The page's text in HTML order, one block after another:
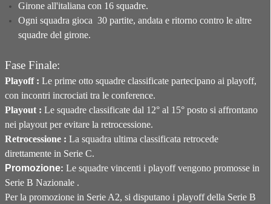
Girone all'italiana con 16 squadre.
Ogni squadra gioca 30 partite, andata e ritorno contro le altre
squadre del girone.
Fase Finale:
Playoff : Le prime otto squadre classificate partecipano ai playoff,
con incontri incrociati tra le conference.
Playout : Le squadre classificate dal 12° al 15° posto si affrontano
nei playout per evitare la retrocessione.
Retrocessione : La squadra ultima classificata retrocede
direttamente in Serie C.
Promozione: Le squadre vincenti i playoff vengono promosse in
Serie B Nazionale .
Per la promozione in Serie A2, si disputano i playoff della Serie B